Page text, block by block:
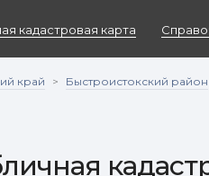
кадастровая карта
край > Быстроистокский район